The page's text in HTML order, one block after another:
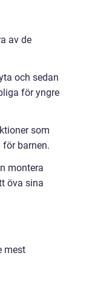
av de
och sedan
för yngre
som
barnen.
montera
öva sina
mest